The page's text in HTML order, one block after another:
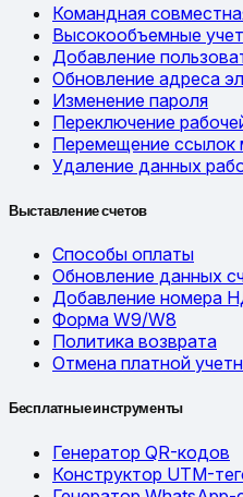
Командная
Высокообъемные
Добавление
Обновление адреса
Изменение пароля
Переключение
Перемещение ссылок
Удаление данных
Выставление счетов
Способы оплаты
Обновление данных
Добавление номера
Форма W9/W8
Политика возврата
Отмена платной
Бесплатные инструменты
Генератор QR-кодов
Конструктор UTM-